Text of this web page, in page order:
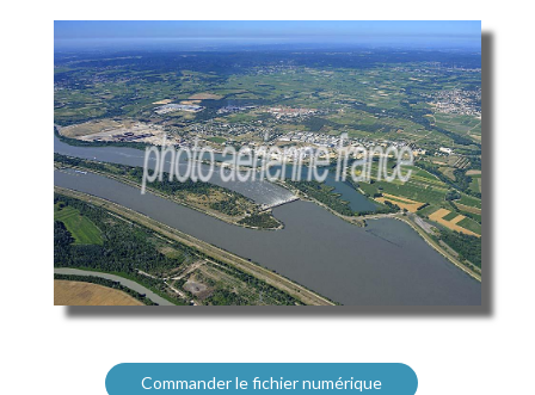
Commander le fichier numérique